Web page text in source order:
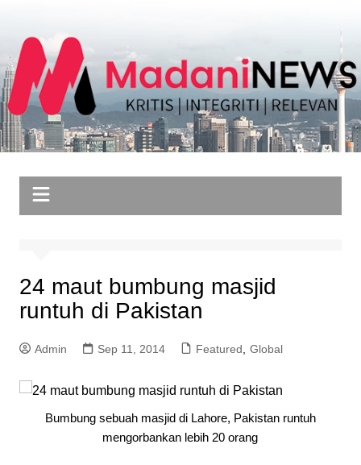
content
24 maut bumbung masjid
runtuh di Pakistan
Admin Sep 11, 2014 Featured, Global
Bumbung sebuah masjid di Lahore, Pakistan runtuh
mengorbankan lebih 20 orang